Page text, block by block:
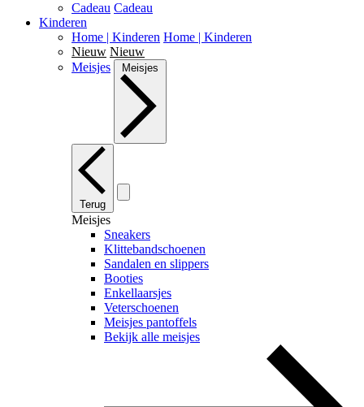
Cadeau Cadeau
Kinderen
Home | Kinderen Home | Kinderen
Nieuw Nieuw
Meisjes
Meisjes
Terug
Meisjes
Sneakers
Klittebandschoenen
Sandalen en slippers
Booties
Enkellaarsjes
Veterschoenen
Meisjes pantoffels
Bekijk alle meisjes